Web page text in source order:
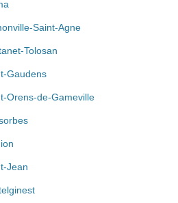
Saint-Agne
Tolosan
Gaudens
Orens-de-Gameville
Jean